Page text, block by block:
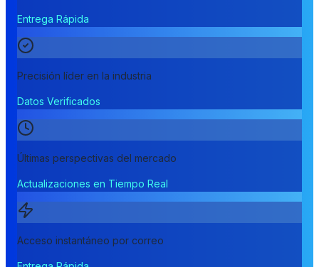
Entrega Rápida
Precisión líder en la industria
Datos Verificados
Últimas perspectivas del mercado
Actualizaciones en Tiempo Real
Acceso instantáneo por correo